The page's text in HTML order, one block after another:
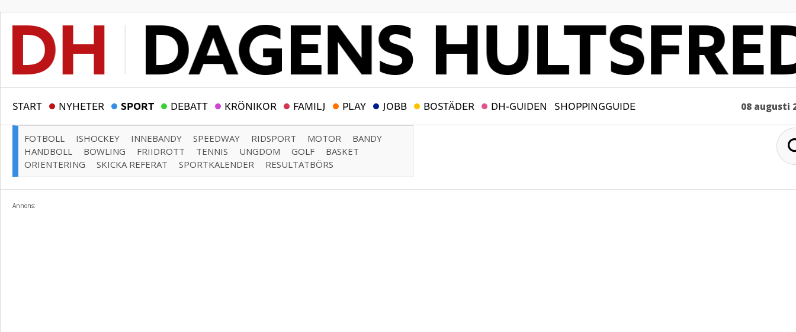
START NYHETER SPORT DEBATT KRÖNIKOR FAMILJ PLAY JOBB BOSTÄDER DH-GUIDEN SHOPPINGGUIDE 08 augusti
FOTBOLL ISHOCKEY INNEBANDY SPEEDWAY RIDSPORT MOTOR
BANDY
HANDBOLL
BOWLING FRIIDROTT TENNIS UNGDOM GOLF
BASKET
ORIENTERING
SKICKA REFERAT SPORTKALENDER RESULTATBÖRS
Annons: